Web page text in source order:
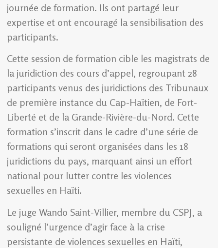
journée de formation. Ils ont partagé leur
expertise et ont encouragé la sensibilisation des
participants.
Cette session de formation cible les magistrats de
la juridiction des cours d’appel, regroupant 28
participants venus des juridictions des Tribunaux
de première instance du Cap-Haïtien, de Fort-
Liberté et de la Grande-Rivière-du-Nord. Cette
formation s’inscrit dans le cadre d’une série de
formations qui seront organisées dans les 18
juridictions du pays, marquant ainsi un effort
national pour lutter contre les violences
sexuelles en Haïti.
Le juge Wando Saint-Villier, membre du CSPJ, a
souligné l’urgence d’agir face à la crise
persistante de violences sexuelles en Haïti,